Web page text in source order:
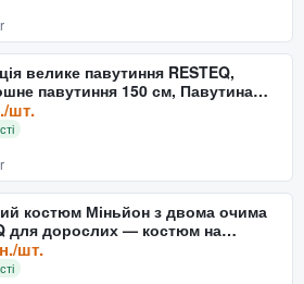
велике павутиння RESTEQ,
павутиння 150 см, Павутина
велюрова
шт.
костюм Міньйон з двома очима
для дорослих — костюм на
зріст 150–185 с
шт.